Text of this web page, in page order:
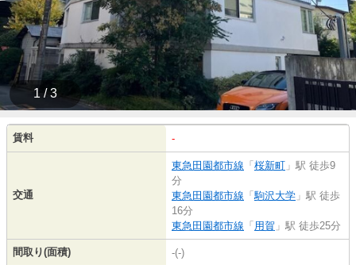
1 / 3
賃料 -
交通
東急田園都市線 「 桜新町 」駅 徒歩9
分
東急田園都市線 「駒沢大学 」駅 徒歩
16分
東急田園都市線 「 用賀 」駅 徒歩25分
間取り(面積) -(-)